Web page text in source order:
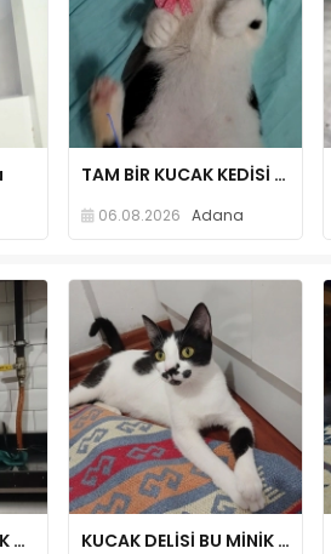
TAM BİR KUCAK KEDİSİ BEBEK KIZ🐾
06.08.2026 Adana
ÇINAR ACİL ÖMÜRLÜK YUVASINI ARIYOR KUCAK DELİSİ BU MİNİK NEFESE KİM ÖMÜRLÜK AİLE OLMAK İSTER